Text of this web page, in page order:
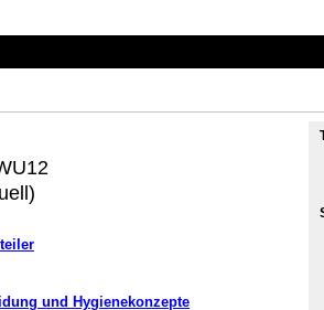
und Hygienekonzepte